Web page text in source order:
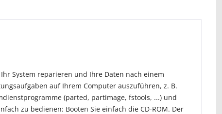
System reparieren und Ihre Daten nach einem
auf Ihrem Computer auszuführen, z. B.
(parted, partimage, fstools, ...) und
zu bedienen: Booten Sie einfach die CD-ROM. Der